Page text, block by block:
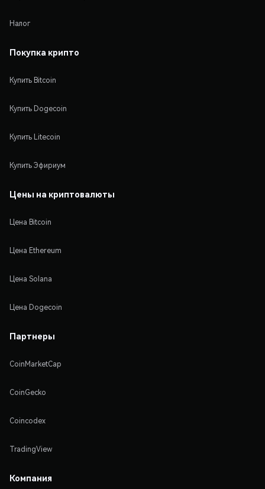
Налог
Покупка крипто
Купить Bitcoin
Купить Dogecoin
Купить Litecoin
Купить Эфириум
Цены на криптовалюты
Цена Bitcoin
Цена Ethereum
Цена Solana
Цена Dogecoin
Партнеры
CoinMarketCap
CoinGecko
Coincodex
TradingView
Компания